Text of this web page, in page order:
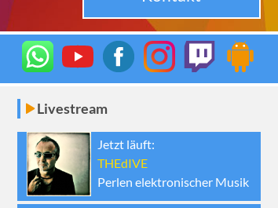
Livestream
Jetzt läuft:
THEdIVE
Perlen elektronischer Musik